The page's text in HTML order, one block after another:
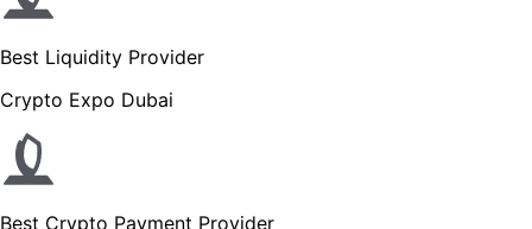
Best Liquidity Provider
Crypto Expo Dubai
Best Crypto Payment Provider